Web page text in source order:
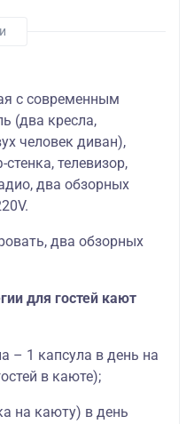
с современным
(два кресла,
человек диван),
телевизор,
два обзорных
два обзорных
для гостей кают
– 1 капсула в день на
в каюте);
на каюту) в день